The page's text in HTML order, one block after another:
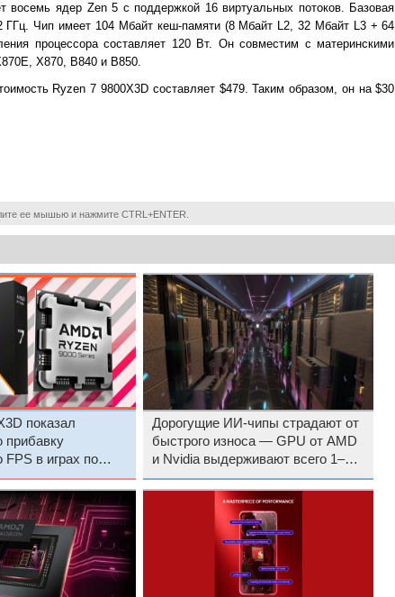
восемь ядер Zen 5 с поддержкой 16 виртуальных потоков. Базовая
ГГц. Чип имеет 104 Мбайт кеш-памяти (8 Мбайт L2, 32 Мбайт L3 + 64
процессора составляет 120 Вт. Он совместим с материнскими
X870, B840 и B850.
Ryzen 7 9800X3D составляет $479. Таким образом, он на $30
ее мышью и нажмите CTRL+ENTER.
показал
прибавку
FPS в играх по
7 9700X
Дорогущие ИИ-чипы страдают от
быстрого износа — GPU от AMD
и Nvidia выдерживают всего 1–3
года